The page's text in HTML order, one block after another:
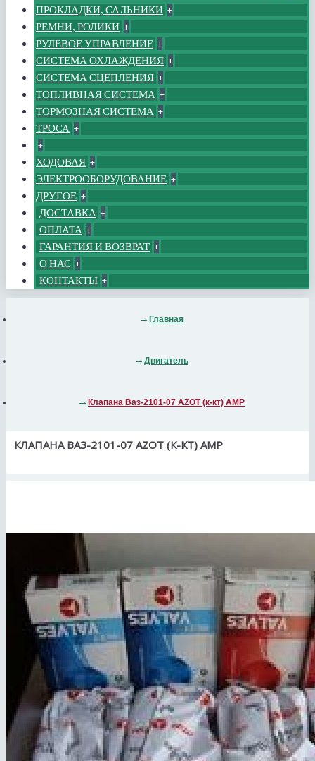
ПРОКЛАДКИ, САЛЬНИКИ +
РЕМНИ, РОЛИКИ +
РУЛЕВОЕ УПРАВЛЕНИЕ +
СИСТЕМА ОХЛАЖДЕНИЯ +
СИСТЕМА СЦЕПЛЕНИЯ +
ТОПЛИВНАЯ СИСТЕМА +
ТОРМОЗНАЯ СИСТЕМА +
ТРОСА +
+
ХОДОВАЯ +
ЭЛЕКТРООБОРУДОВАНИЕ +
ДРУГОЕ +
ДОСТАВКА +
ОПЛАТА +
ГАРАНТИЯ И ВОЗВРАТ +
О НАС +
КОНТАКТЫ +
Главная
Двигатель
Клапана Ваз-2101-07 AZOT (к-кт) AMP
КЛАПАНА ВАЗ-2101-07 AZOT (К-КТ) AMP